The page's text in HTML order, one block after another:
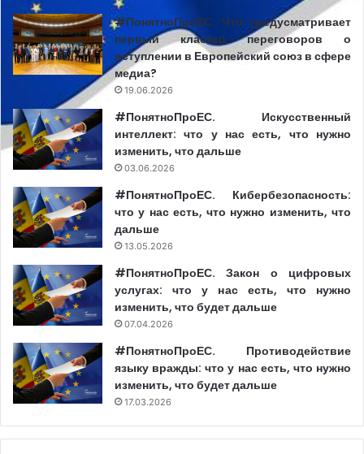
#ПонятноПроЕС. Что предусматривает
первый кластер переговоров о
вступлении в Европейский союз в сфере
медиа?
19.06.2026
#ПонятноПроЕС. Искусственный
интеллект: что у нас есть, что нужно
изменить, что дальше
03.06.2026
#ПонятноПроЕС. Кибербезопасность:
что у нас есть, что нужно изменить, что
дальше
13.05.2026
#ПонятноПроЕС. Закон о цифровых
услугах: что у нас есть, что нужно
изменить, что будет дальше
07.04.2026
#ПонятноПроЕС. Противодействие
языку вражды: что у нас есть, что нужно
изменить, что будет дальше
17.03.2026